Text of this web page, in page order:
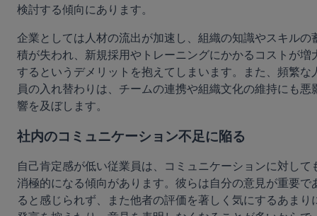
検討する傾向にあります。
企業としては人材の流出が加速し、組織の知識やスキルの
積が失われ、新規採用やトレーニングにかかるコストが増
するというデメリットを抱えてしまいます。また、頻繁な
員の入れ替わりは、チームの連携や組織文化の維持にも悪
響を及ぼします。
社内のコミュニケーション不足に陥る
自己肯定感が低い従業員は、コミュニケーションに対して
消極的になる傾向があります。彼らは自分の意見が重要で
ると感じられず、また他者の評価を著しく気にするあまり